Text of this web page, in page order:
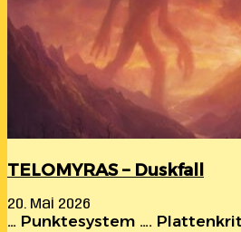
TELOMYRAS – Duskfall
20. Mai 2026
… Punktesystem ….